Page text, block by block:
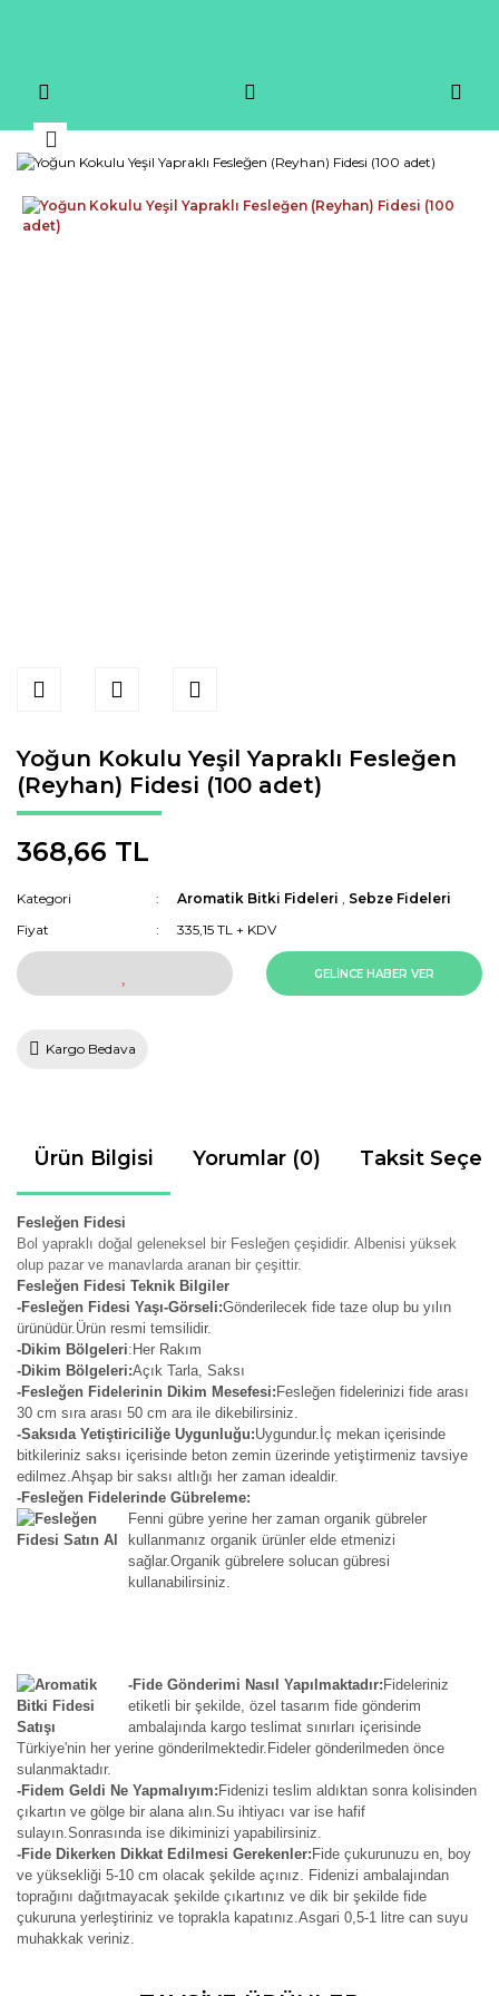
Yoğun Kokulu Yeşil Yapraklı Fesleğen
(Reyhan) Fidesi (100 adet)
368,66 TL
Kategori Aromatik Bitki Fideleri , Sebze Fideleri
Fiyat
335,15 TL + KDV
GELİNCE HABER VER
Kargo Bedava
Ürün Bilgisi Yorumlar (0) Taksit
Fesleğen Fidesi
Bol yapraklı doğal geleneksel bir Fesleğen çeşididir. Albenisi yüksek
olup pazar ve manavlarda aranan bir çeşittir.
Fesleğen Fidesi Teknik Bilgiler
-Fesleğen Fidesi Yaşı-Görseli:Gönderilecek fide taze olup bu yılın
ürünüdür.Ürün resmi temsilidir.
-Dikim Bölgeleri:Her Rakım
-Dikim Bölgeleri:Açık Tarla, Saksı
-Fesleğen Fidelerinin Dikim Mesefesi: Fesleğen fidelerinizi fide arası
30 cm sıra arası 50 cm ara ile dikebilirsiniz.
-Saksıda Yetiştiriciliğe Uygunluğu:Uygundur.İç mekan içerisinde
bitkileriniz saksı içerisinde beton zemin üzerinde yetiştirmeniz tavsiye
edilmez.Ahşap bir saksı altlığı her zaman idealdir.
-Fesleğen Fidelerinde Gübreleme:
Fenni gübre yerine her zaman organik gübreler
kullanmanız organik ürünler elde etmenizi
sağlar.Organik gübrelere solucan gübresi
kullanabilirsiniz.
-Fide Gönderimi Nasıl Yapılmaktadır: Fideleriniz
etiketli bir şekilde, özel tasarım fide gönderim
ambalajında kargo teslimat sınırları içerisinde
Türkiye'nin her yerine gönderilmektedir.Fideler gönderilmeden önce
sulanmaktadır.
-Fidem Geldi Ne Yapmalıyım: Fidenizi teslim aldıktan sonra kolisinden
çıkartın ve gölge bir alana alın.Su ihtiyacı var ise hafif
sulayın.Sonrasında ise dikiminizi yapabilirsiniz.
-Fide Dikerken Dikkat Edilmesi Gerekenler: Fide çukurunuzu en, boy
ve yüksekliği 5-10 cm olacak şekilde açınız. Fidenizi ambalajından
toprağını dağıtmayacak şekilde çıkartınız ve dik bir şekilde fide
çukuruna yerleştiriniz ve toprakla kapatınız.Asgari 0,5-1 litre can suyu
muhakkak veriniz.